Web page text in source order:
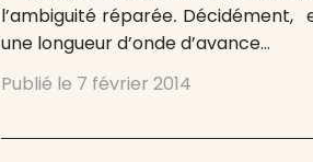
l’ambiguité réparée. Décidément,
une longueur d’onde d’avance…
Publié le 7 février 2014